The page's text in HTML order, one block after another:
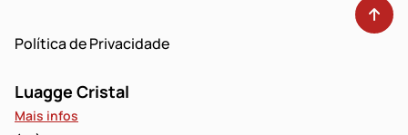
Política de Privacidade
Luagge Cristal
Mais infos